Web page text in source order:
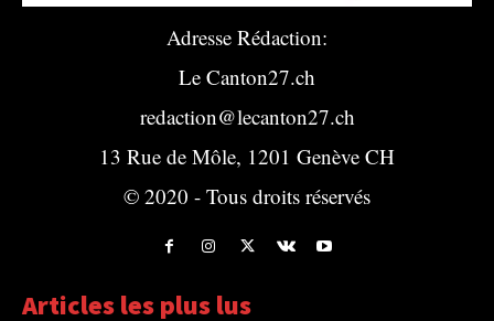
Adresse Rédaction:
Le Canton27.ch
redaction@lecanton27.ch
13 Rue de Môle, 1201 Genève CH
© 2020 - Tous droits réservés
Articles les plus lus